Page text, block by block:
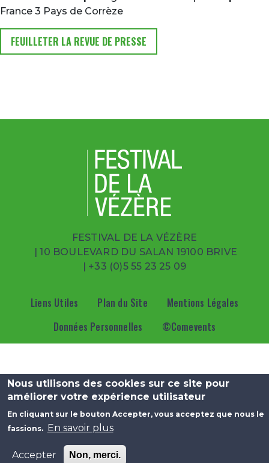
France 3 Pays de Corrèze
FEUILLETER LA REVUE DE PRESSE
FESTIVAL DE LA VÉZÈRE
| 10 BOULEVARD DU SALAN 19100 BRIVE
+33 (0)5 55 23 25 09
Menu Pied de page
Liens Utiles Plan du Site
Mentions Légales
Données Personnelles
©Comevents
Nous utilisons des cookies sur ce site pour
améliorer votre expérience utilisateur
En cliquant sur le bouton Accepter, vous acceptez que nous le
fassions. En savoir plus
Accepter Non, merci.